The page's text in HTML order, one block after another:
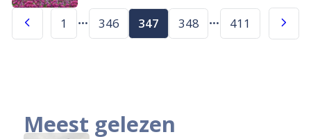
1 346 347 348 411
Meest gelezen